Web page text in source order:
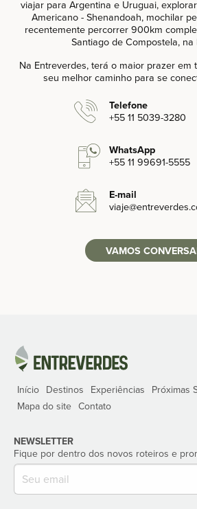
viajar para Argentina e Uruguai,
Americano - Shenandoah, mochilar
recentemente percorrer 900km
Santiago de Compostela, na
Na Entreverdes, terá o maior prazer em
seu melhor caminho para se
Telefone
+55 11 5039-3280‬
WhatsApp
+55 11 99691-5555‬
E-mail
viaje@entreverdes
VAMOS
Início Destinos Experiências Próximas
Mapa do site Contato
NEWSLETTER
Fique por dentro dos novos roteiros e